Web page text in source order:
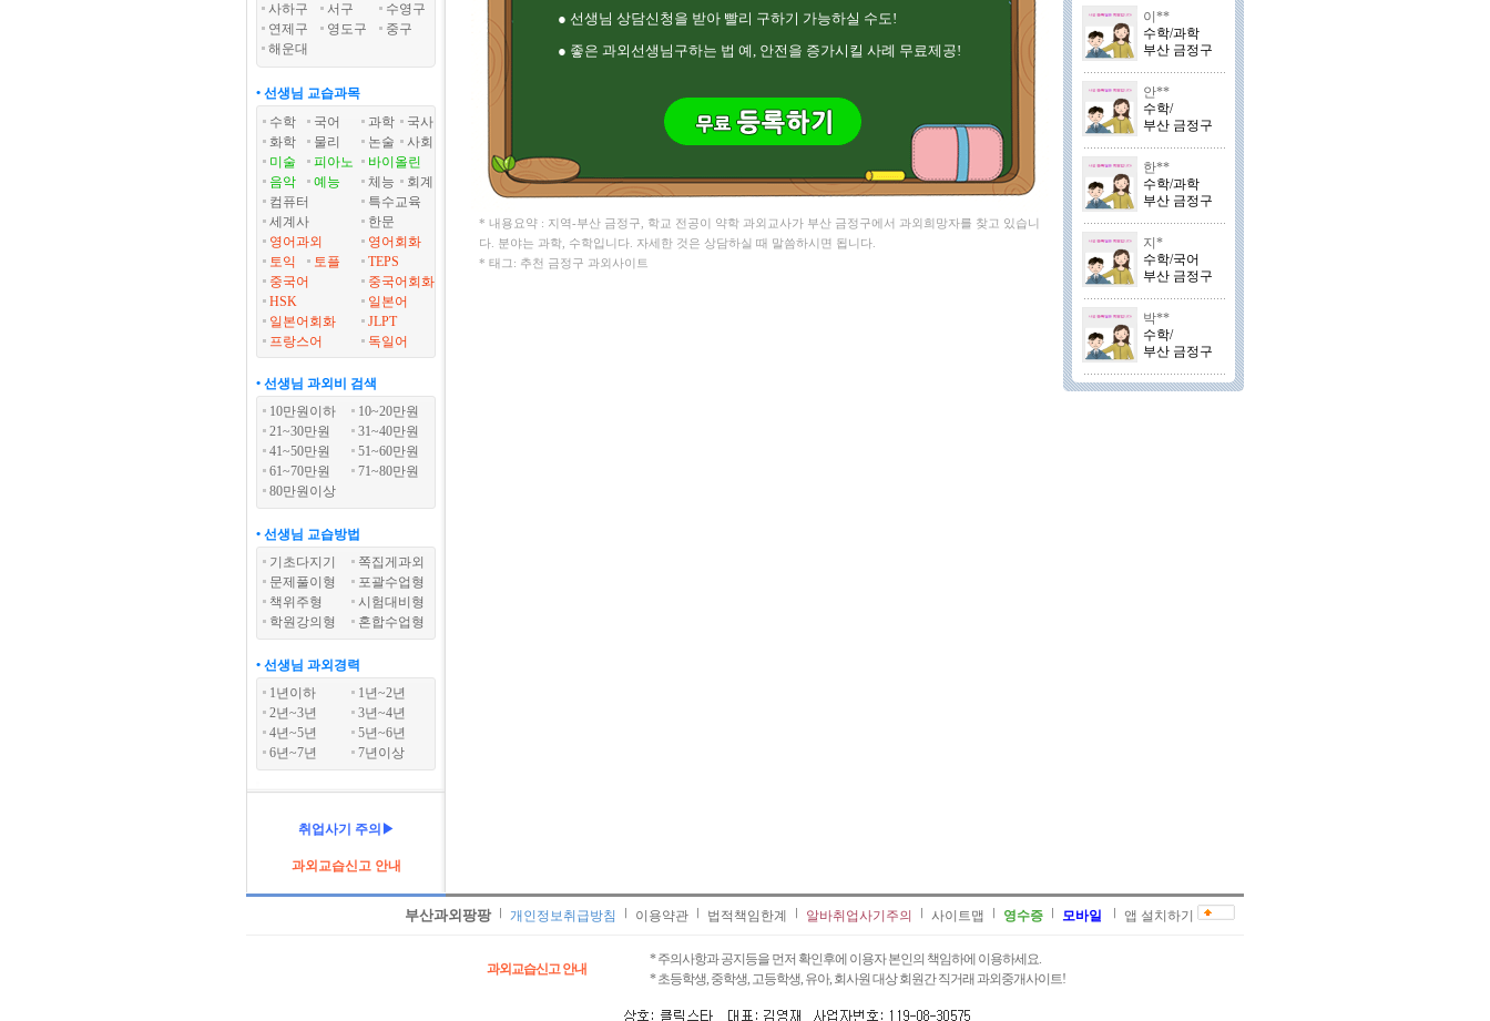
사하구
서구
수영구
연제구
영도구
중구
해운대
• 선생님 교습과목
수학
국어 과학
국사
화학
물리 논술
사회
미술
피아노
바이올린
음악
예능 체능
회계
컴퓨터
특수교육
세계사
한문
영어과외
영어회화
토익
토플
TEPS
중국어
중국어회화
HSK
일본어
일본어회화
JLPT
프랑스어
독일어
• 선생님 과외비 검색
10만원이하
10~20만원
21~30만원
31~40만원
41~50만원
51~60만원
61~70만원
71~80만원
80만원이상
• 선생님 교습방법
기초다지기
쪽집게과외
문제풀이형
포괄수업형
책위주형
시험대비형
학원강의형
혼합수업형
• 선생님 과외경력
1년이하
1년~2년
2년~3년
3년~4년
4년~5년
5년~6년
6년~7년
7년이상
취업사기 주의▶
과외교습신고 안내
● 선생님 상담신청을 받아 빨리 구하기 가능하실 수도!
● 좋은 과외선생님구하는 법 예, 안전을 증가시킬 사례 무료제공!
* 내용요약 : 지역-부산 금정구, 학교 전공이 약학 과외교사가 부산 금정구에서 과외희망자를 찾고 있습니
다. 분야는 과학, 수학입니다. 자세한 것은 상담하실 때 말씀하시면 됩니다.
* 태그: 추천 금정구 과외사이트
이**
수학/과학
부산 금정구
안**
수학/
부산 금정구
한**
수학/과학
부산 금정구
지*
수학/국어
부산 금정구
박**
수학/
부산 금정구
부산과외팡팡 개인정보취급방침 이용약관 법적책임한계 알바취업사기주의 사이트맵 영수증 모바일 앱 설치하기
과외교습신고 안내
* 주의사항과 공지등을 먼저 확인후에 이용자 본인의 책임하에 이용하세요.
* 초등학생, 중학생, 고등학생, 유아, 회사원 대상 회원간 직거래 과외중개사이트!